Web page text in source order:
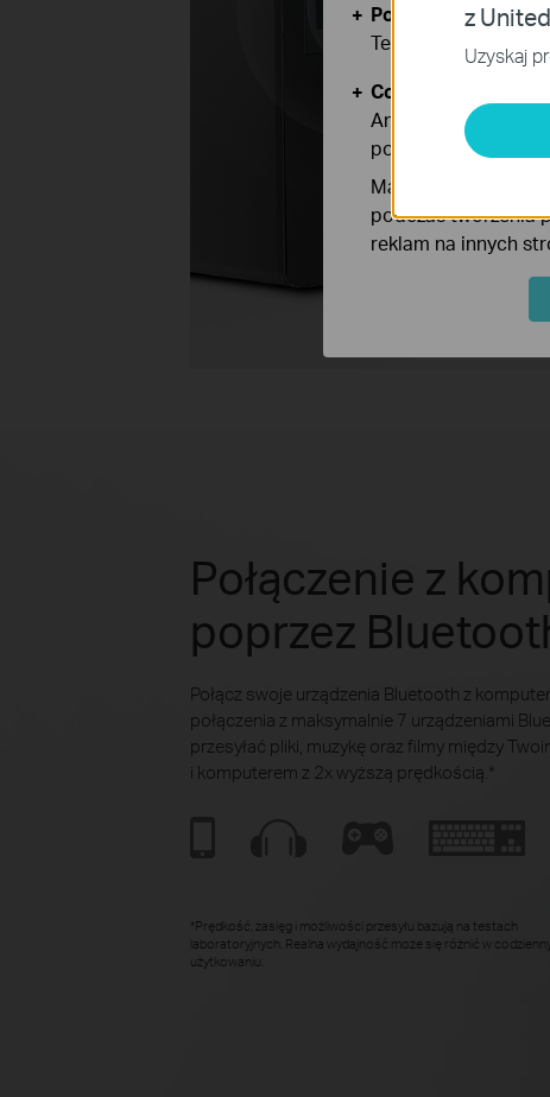
Połączenie z
poprzez
Połącz swoje urządzenia Bluetooth z
połączenia z maksymalnie 7 urządzeniami
przesyłać pliki, muzykę oraz filmy między
i komputerem z 2x wyższą prędkością.*
*Prędkość, zasięg i możliwości przesyłu bazują na testach
laboratoryjnych. Realna wydajność może się różnić w
użytkowaniu.
z
Uzyskaj
Podstawowe
Te pliki cookies
Cookies dotyczące
Analiza - Te pliki
poprawę i
Marketing - Te pliki
podczas tworzenia
reklam na innych